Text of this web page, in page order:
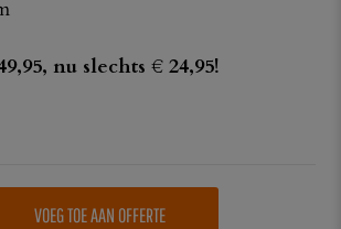
nu slechts € 24,95!
VOEG TOE AAN OFFERTE